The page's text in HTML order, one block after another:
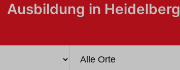
Ausbildung in Heidelberg